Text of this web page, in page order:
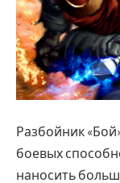
Разбойник
боевых
наносить